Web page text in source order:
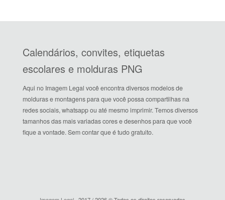
Calendários, convites, etiquetas
escolares e molduras PNG
Aqui no Imagem Legal você encontra diversos modelos de
molduras e montagens para que você possa compartilhas na
redes sociais, whatsapp ou até mesmo imprimir. Temos diversos
tamanhos das mais variadas cores e desenhos para que você
fique a vontade. Sem contar que é tudo gratuito.